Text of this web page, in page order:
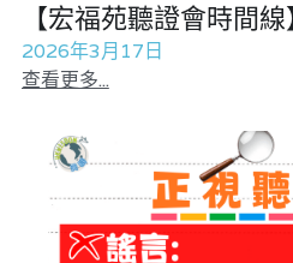
汪明欣專欄
張美雄專欄
香港科技專上書院｜專
【宏福苑聽證會時間線
2026年3月17日
查看更多...
民主派騙案十式
美西極權主義
極端暴恐實錄